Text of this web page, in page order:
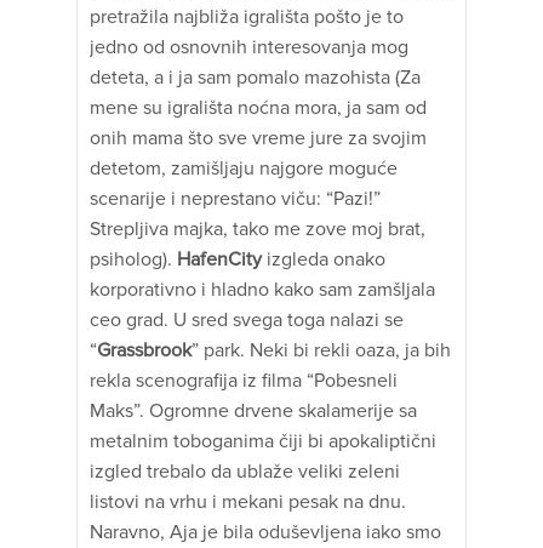
pretražila najbliža igrališta pošto je to
jedno od osnovnih interesovanja mog
deteta, a i ja sam pomalo mazohista (Za
mene su igrališta noćna mora, ja sam od
onih mama što sve vreme jure za svojim
detetom, zamišljaju najgore moguće
scenarije i neprestano viču: “Pazi!”
Strepljiva majka, tako me zove moj brat,
psiholog). HafenCityizgleda onako
korporativno i hladno kako sam zamšljala
ceo grad. U sred svega toga nalazi se
“Grassbrook” park. Neki bi rekli oaza, ja bih
rekla scenografija iz filma “Pobesneli
Maks”. Ogromne drvene skalamerije sa
metalnim toboganima čiji bi apokaliptični
izgled trebalo da ublaže veliki zeleni
listovi na vrhu i mekani pesak na dnu.
Naravno, Aja je bila oduševljena iako smo